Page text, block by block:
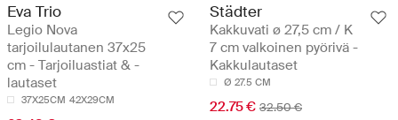
Eva Trio
Legio Nova
tarjoilulautanen 37x25
cm - Tarjoiluastiat & -
lautaset
37X25CM 42X29CM
Städter
Kakkuvati ø 27,5 cm / K
7 cm valkoinen pyörivä -
Kakkulautaset
Ø 27.5 CM
22.75 € 32.50 €